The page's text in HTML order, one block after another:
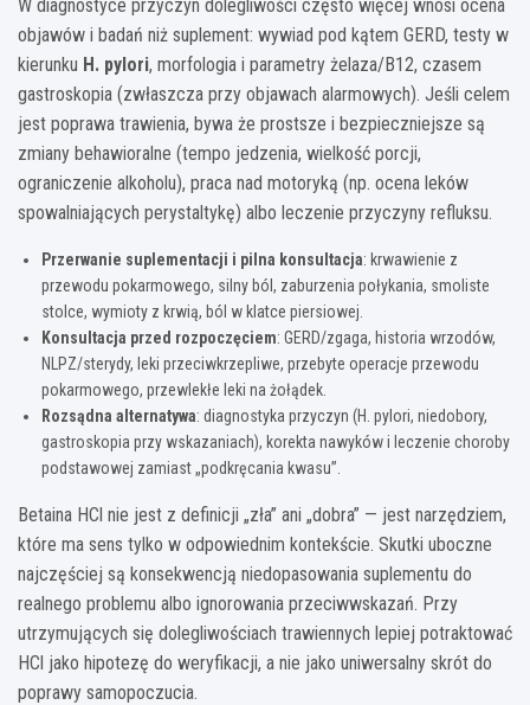
W diagnostyce przyczyn dolegliwości często więcej wnosi ocena
objawów i badań niż suplement: wywiad pod kątem GERD, testy w
kierunku H. pylori, morfologia i parametry żelaza/B12, czasem
gastroskopia (zwłaszcza przy objawach alarmowych). Jeśli celem
jest poprawa trawienia, bywa że prostsze i bezpieczniejsze są
zmiany behawioralne (tempo jedzenia, wielkość porcji,
ograniczenie alkoholu), praca nad motoryką (np. ocena leków
spowalniających perystaltykę) albo leczenie przyczyny refluksu.
Przerwanie suplementacji i pilna konsultacja: krwawienie z
przewodu pokarmowego, silny ból, zaburzenia połykania, smoliste
stolce, wymioty z krwią, ból w klatce piersiowej.
Konsultacja przed rozpoczęciem: GERD/zgaga, historia wrzodów,
NLPZ/sterydy, leki przeciwkrzepliwe, przebyte operacje przewodu
pokarmowego, przewlekłe leki na żołądek.
Rozsądna alternatywa: diagnostyka przyczyn (H. pylori, niedobory,
gastroskopia przy wskazaniach), korekta nawyków i leczenie choroby
podstawowej zamiast „podkręcania kwasu”.
Betaina HCl nie jest z definicji „zła” ani „dobra” — jest narzędziem,
które ma sens tylko w odpowiednim kontekście. Skutki uboczne
najczęściej są konsekwencją niedopasowania suplementu do
realnego problemu albo ignorowania przeciwwskazań. Przy
utrzymujących się dolegliwościach trawiennych lepiej potraktować
HCl jako hipotezę do weryfikacji, a nie jako uniwersalny skrót do
poprawy samopoczucia.